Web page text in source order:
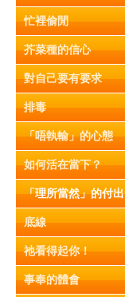
忙裡偷閒
芥菜種的信心
對自己要有要求
排毒
「唔執輸」的心態
如何活在當下？
「理所當然」的付出
底線
祂看得起你！
事奉的體會